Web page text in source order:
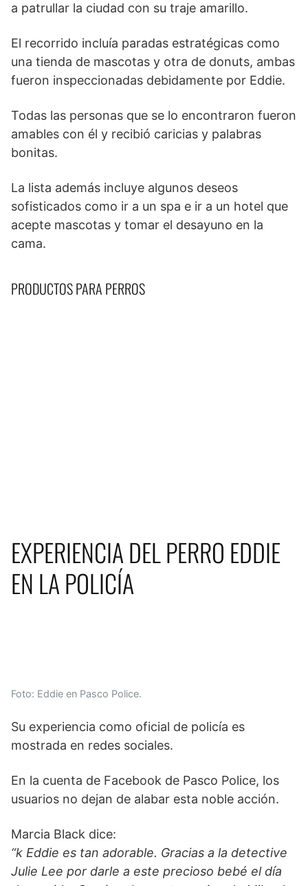
a patrullar la ciudad con su traje amarillo.
El recorrido incluía paradas estratégicas como
una tienda de mascotas y otra de donuts, ambas
fueron inspeccionadas debidamente por Eddie.
Todas las personas que se lo encontraron fueron
amables con él y recibió caricias y palabras
bonitas.
La lista además incluye algunos deseos
sofisticados como ir a un spa e ir a un hotel que
acepte mascotas y tomar el desayuno en la
cama.
PRODUCTOS PARA PERROS
EXPERIENCIA DEL PERRO EDDIE
EN LA POLICÍA
Foto: Eddie en Pasco Police.
Su experiencia como oficial de policía es
mostrada en redes sociales.
En la cuenta de Facebook de Pasco Police, los
usuarios no dejan de alabar esta noble acción.
Marcia Black dice:
“k Eddie es tan adorable. Gracias a la detective
Julie Lee por darle a este precioso bebé el día